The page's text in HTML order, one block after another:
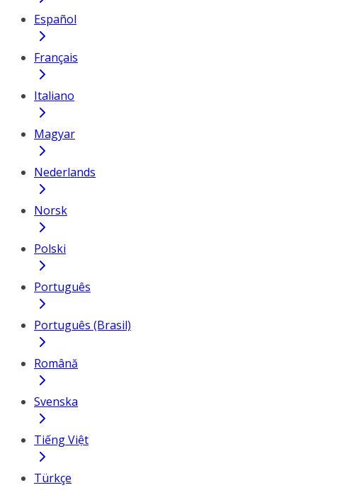
Español
Français
Italiano
Magyar
Nederlands
Norsk
Polski
Português
Português (Brasil)
Română
Svenska
Tiếng Việt
Türkçe